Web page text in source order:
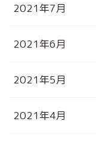
2021年7月
2021年6月
2021年5月
2021年4月